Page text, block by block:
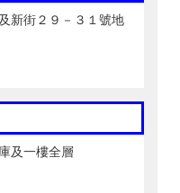
新街２９－３１號地
及一樓全層